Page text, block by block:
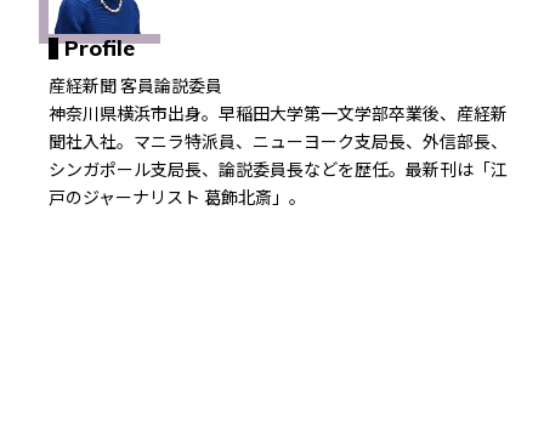
Profile
産経新聞 客員論説委員
神奈川県横浜市出身。早稲田大学第一文学部卒業後、産経新
聞社入社。マニラ特派員、ニューヨーク支局長、外信部長、
シンガポール支局長、論説委員長などを歴任。最新刊は「江
戸のジャーナリスト 葛飾北斎」。